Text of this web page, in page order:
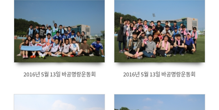
2016년 5월 13일 바공명랑운동회 2016년 5월 13일 바공명랑운동회